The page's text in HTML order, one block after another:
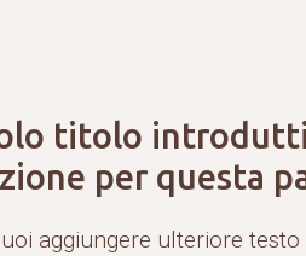
titolo
per questa
aggiungere ulteriore testo